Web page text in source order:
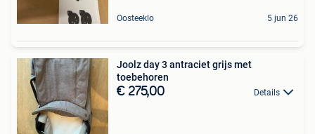
Oosteeklo 5 jun 26
Joolz day 3 antraciet grijs met
toebehoren
€ 275,00 Details